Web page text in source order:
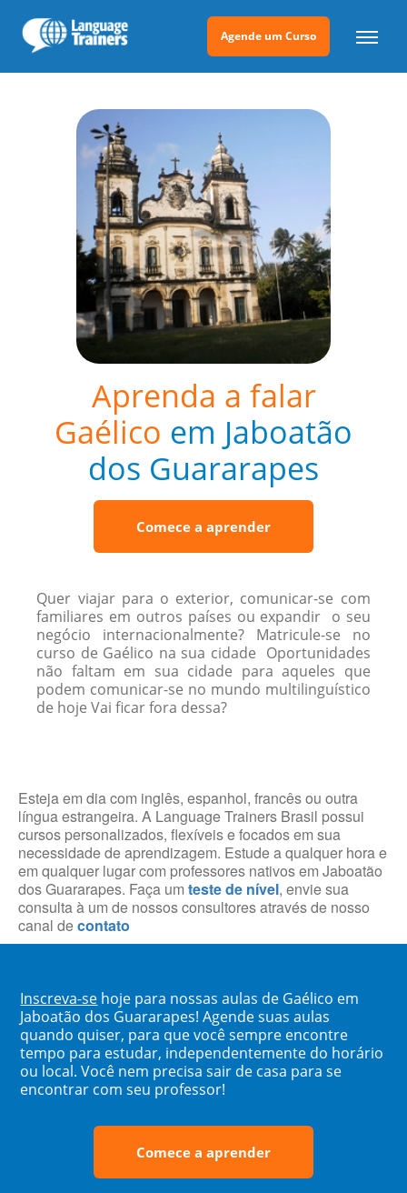
Agende um Curso
Aprenda a falar
Gaélico em Jaboatão
dos Guararapes
Comece a aprender
Quer viajar para o exterior, comunicar-se com
familiares em outros países ou expandir o seu
negócio internacionalmente? Matricule-se no
curso de Gaélico na sua cidade Oportunidades
não faltam em sua cidade para aqueles que
podem comunicar-se no mundo multilinguístico
de hoje Vai ficar fora dessa?
Esteja em dia com inglês, espanhol, francês ou outra
língua estrangeira. A Language Trainers Brasil possui
cursos personalizados, flexíveis e focados em sua
necessidade de aprendizagem. Estude a qualquer hora e
em qualquer lugar com professores nativos em Jaboatão
dos Guararapes. Faça um teste de nível, envie sua
consulta à um de nossos consultores através de nosso
canal decontato
Inscreva-se hoje para nossas aulas de Gaélico em
Jaboatão dos Guararapes! Agende suas aulas
quando quiser, para que você sempre encontre
tempo para estudar, independentemente do horário
ou local. Você nem precisa sair de casa para se
encontrar com seu professor!
Comece a aprender